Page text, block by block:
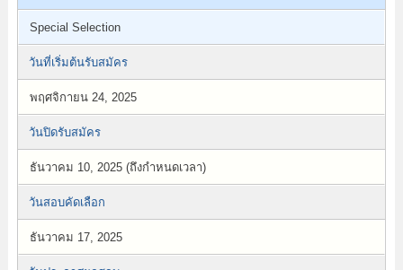
Special Selection
วันที่เริ่มต้นรับสมัคร
พฤศจิกายน 24, 2025
วันปิดรับสมัคร
ธันวาคม 10, 2025 (ถึงกำหนดเวลา)
วันสอบคัดเลือก
ธันวาคม 17, 2025